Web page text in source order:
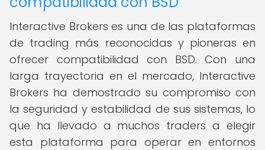
Interactive Brokers es una de las plataformas
de trading más reconocidas y pioneras en
ofrecer compatibilidad con BSD. Con una
larga trayectoria en el mercado, Interactive
Brokers ha demostrado su compromiso con
la seguridad y estabilidad de sus sistemas, lo
que ha llevado a muchos traders a elegir
esta plataforma para operar en entornos